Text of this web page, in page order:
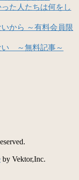
た人たちは何をし
から ～有料会員限
い ～無料記事～
by Vektor,Inc.